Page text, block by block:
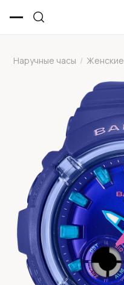
Наручные часы / Женские